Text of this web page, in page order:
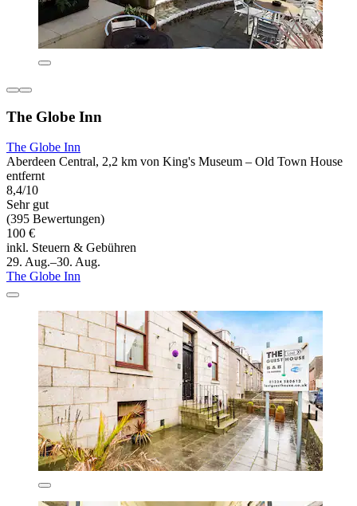
The Globe Inn
The Globe Inn
Aberdeen Central, 2,2 km von King's Museum – Old Town House
entfernt
8,4/10
Sehr gut
(395 Bewertungen)
100 €
inkl. Steuern & Gebühren
29. Aug.–30. Aug.
The Globe Inn